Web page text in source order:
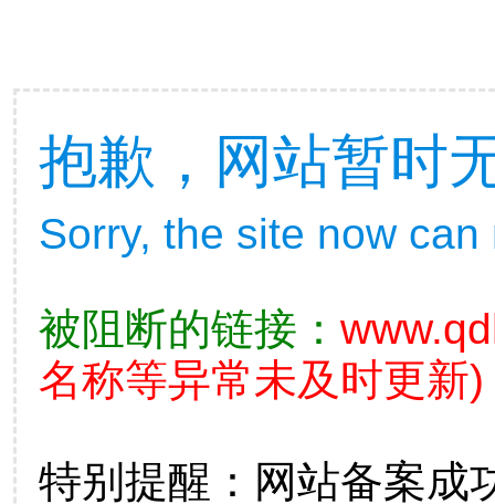
抱歉，网站暂时
Sorry, the site now
被阻断的链接：
名称等异常未及时更新)
特别提醒：网站备案成